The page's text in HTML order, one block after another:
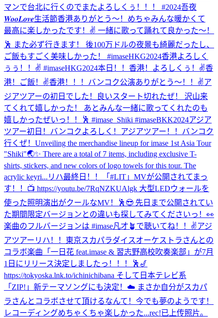
マンで台北に行くのでまたよろしくぅ！！！ #2024吾夜
𝑾𝒐𝒐𝑳𝒐𝒗𝒆生活節香港ありがとう〜！めちゃみんな暖かくて
最高に楽しかったです！✌️ 一緒に歌って踊れて良かった〜！
🕺 また必ず行きます！ 後100万ドルの夜景も綺麗だったし、
ご飯もすごく美味しかった！ #imaseHKG2024香港よろしく
ぅぅ！！✌️ #imaseHKG2024本日！！香港！よろしくぅ！✌️香
港！ご飯！ ✌️香港！！！ バンコク公演ありがとう〜！！✌️ア
ジアツアーの初日でした！良いスタート切れたぜ！ 沢山来
てくれて嬉しかった！ あとみんな一緒に歌ってくれたのも
嬉しかったぜいっ！！🕺 #imase_Shiki #imaseBKK2024アジア
ツアー初日！バンコクよろしく！
アジアツアー！！バンコク
行くぜ！ Unveiling the merchandise lineup for imase 1st Asia Tour
"Shiki"🌏✨ There are a total of 7 items, including exclusive T-
shirts, stickers, and new colors of logo towels for this tour. The
acrylic keyri... リハ最終日！！
「#LIT」MVが公開されてまっ
す！！📺 https://youtu.be/7RqNZKUAlgk 大型LEDウォールを
使った照明演出がクールなMV！🕺😎 先日まで公開されてい
た期間限定バージョンとの違いも探してみてくださいっ！👀
楽曲のフルバージョンは #imase凡才🪴で聴いてね！！✌️アジ
アツアーリハ！！ 東京スカパラダイスオーケストラさんとの
コラボ楽曲「一日花 feat.imase & 習志野高校吹奏楽部」が7月
1日にリリース決定しましたっ！！！🕺🎷
https://tokyoska.lnk.to/ichinichibana そして日本テレビ系
「ZIP!」新テーマソングにも決定！☁️ まさか自分がスカパ
ラさんとコラボさせて頂けるなんて！今でも夢のようです！
レコーディングめちゃくちゃ楽しかった...rec!已上传照片。